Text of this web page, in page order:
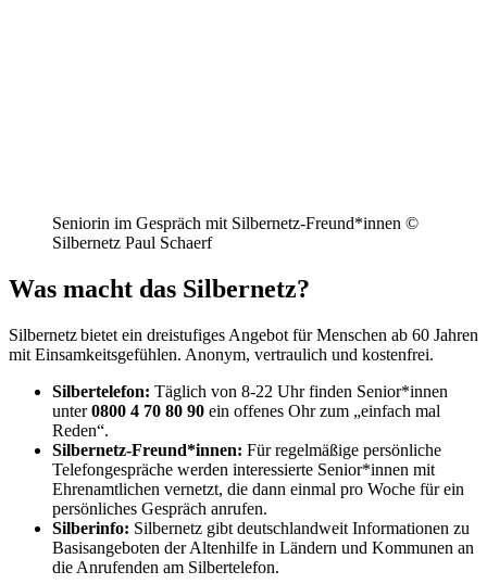
Seniorin im Gespräch mit Silbernetz-Freund*innen ©
Silbernetz Paul Schaerf
Was macht das Silbernetz?
Silbernetz bietet ein dreistufiges Angebot für Menschen ab 60 Jahren
mit Einsamkeitsgefühlen. Anonym, vertraulich und kostenfrei.
Silbertelefon: Täglich von 8-22 Uhr finden Senior*innen
unter0800 4 70 80 90 ein offenes Ohr zum „einfach mal
Reden“.
Silbernetz-Freund*innen: Für regelmäßige persönliche
Telefongespräche werden interessierte Senior*innen mit
Ehrenamtlichen vernetzt, die dann einmal pro Woche für ein
persönliches Gespräch anrufen.
Silberinfo: Silbernetz gibt deutschlandweit Informationen zu
Basisangeboten der Altenhilfe in Ländern und Kommunen an
die Anrufenden am Silbertelefon.